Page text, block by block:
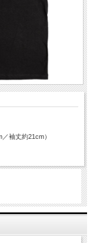
袖丈約21cm）